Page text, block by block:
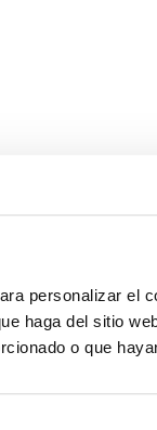
personalizar el
haga del sitio
o que